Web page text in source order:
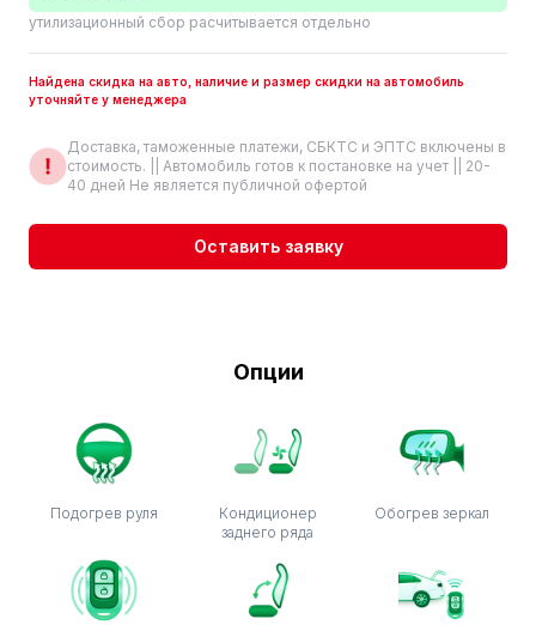
утилизационный сбор расчитывается отдельно
Найдена скидка на авто, наличие и размер скидки на автомобиль
уточняйте у менеджера
Доставка, таможенные платежи, СБКТС и ЭПТС включены в
стоимость. || Автомобиль готов к постановке на учет || 20-
40 дней Не является публичной офертой
Оставить заявку
Опции
Подогрев руля
Кондиционер
заднего ряда
Обогрев зеркал